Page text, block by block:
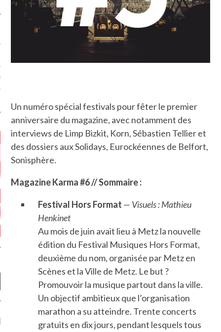
CRITIQUES
Un numéro spécial festivals pour fêter le premier
anniversaire du magazine, avec notamment des
interviews de Limp Bizkit, Korn, Sébastien Tellier et
des dossiers aux Solidays, Eurockéennes de Belfort,
Sonisphère.
Magazine Karma #6 //Sommaire :
Festival Hors Format — Visuels : Mathieu
Henkinet
Au mois de juin avait lieu à Metz la nouvelle
édition du Festival Musiques Hors Format,
deuxième du nom, organisée par Metz en
Scènes et la Ville de Metz. Le but ?
Promouvoir la musique partout dans la ville.
Un objectif ambitieux que l’organisation
marathon a su atteindre. Trente concerts
gratuits en dix jours, pendant lesquels tous